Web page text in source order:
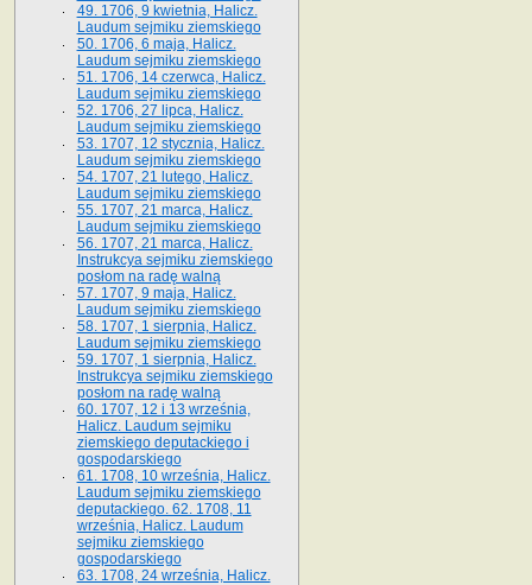
49. 1706, 9 kwietnia, Halicz.
Laudum sejmiku ziemskiego
50. 1706, 6 maja, Halicz.
Laudum sejmiku ziemskiego
51. 1706, 14 czerwca, Halicz.
Laudum sejmiku ziemskiego
52. 1706, 27 lipca, Halicz.
Laudum sejmiku ziemskiego
53. 1707, 12 stycznia, Halicz.
Laudum sejmiku ziemskiego
54. 1707, 21 lutego, Halicz.
Laudum sejmiku ziemskiego
55. 1707, 21 marca, Halicz.
Laudum sejmiku ziemskiego
56. 1707, 21 marca, Halicz.
Instrukcya sejmiku ziemskiego
posłom na radę walną
57. 1707, 9 maja, Halicz.
Laudum sejmiku ziemskiego
58. 1707, 1 sierpnia, Halicz.
Laudum sejmiku ziemskiego
59. 1707, 1 sierpnia, Halicz.
Instrukcya sejmiku ziemskiego
posłom na radę walną
60. 1707, 12 i 13 września,
Halicz. Laudum sejmiku
ziemskiego deputackiego i
gospodarskiego
61. 1708, 10 września, Halicz.
Laudum sejmiku ziemskiego
deputackiego. 62. 1708, 11
września, Halicz. Laudum
sejmiku ziemskiego
gospodarskiego
63. 1708, 24 września, Halicz.